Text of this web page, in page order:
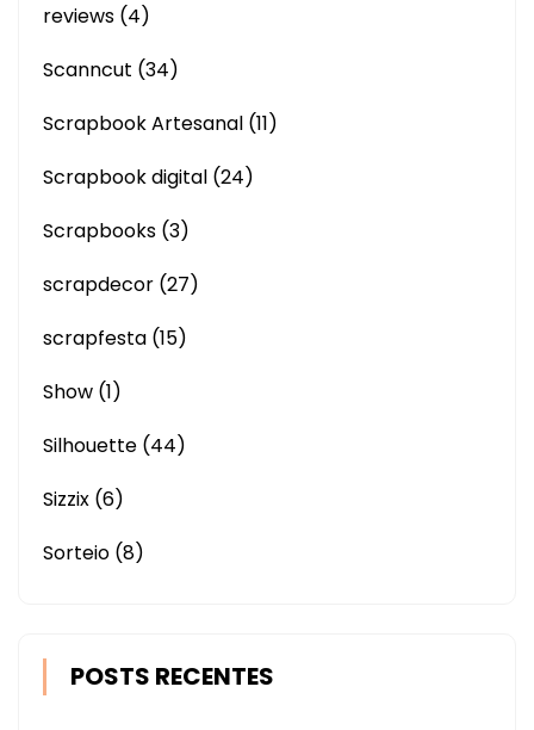
reviews (4)
Scanncut (34)
Scrapbook Artesanal (11)
Scrapbook digital (24)
Scrapbooks (3)
scrapdecor (27)
scrapfesta (15)
Show (1)
Silhouette (44)
Sizzix (6)
Sorteio (8)
POSTS RECENTES